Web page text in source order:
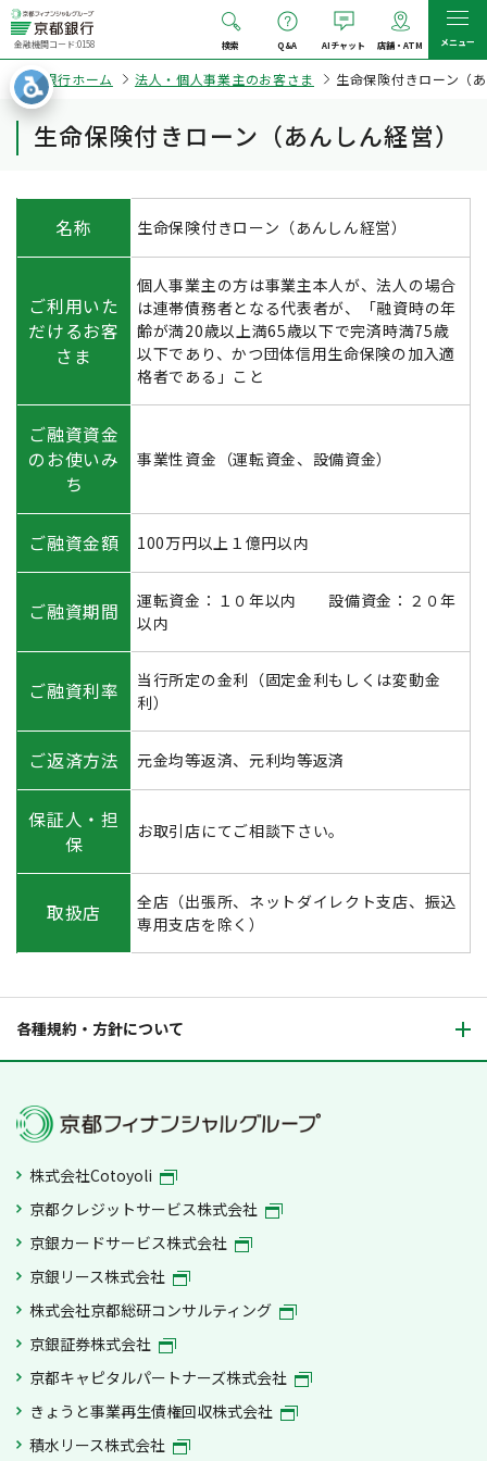
金融機関コード:0158 検索 Q&A AIチャット 店舗・ATM メニュー
京都銀行ホーム 法人・個人事業主のお客さま 生命保険付きローン（
生命保険付きローン（あんしん経営）
名称 生命保険付きローン（あんしん経営）
ご利用いた
だけるお客
さま
個人事業主の方は事業主本人が、法人の場合
は連帯債務者となる代表者が、「融資時の年
齢が満20歳以上満65歳以下で完済時満75歳
以下であり、かつ団体信用生命保険の加入適
格者である」こと
ご融資資金
のお使いみ
ち
事業性資金（運転資金、設備資金）
ご融資金額 100万円以上１億円以内
ご融資期間
運転資金：１０年以内 設備資金：２０年
以内
ご融資利率
当行所定の金利（固定金利もしくは変動金
利）
ご返済方法 元金均等返済、元利均等返済
保証人・担
保
お取引店にてご相談下さい。
取扱店
全店（出張所、ネットダイレクト支店、振込
専用支店を除く）
各種規約・方針について
株式会社Cotoyoli
京都クレジットサービス株式会社
京銀カードサービス株式会社
京銀リース株式会社
株式会社京都総研コンサルティング
京銀証券株式会社
京都キャピタルパートナーズ株式会社
きょうと事業再生債権回収株式会社
積水リース株式会社